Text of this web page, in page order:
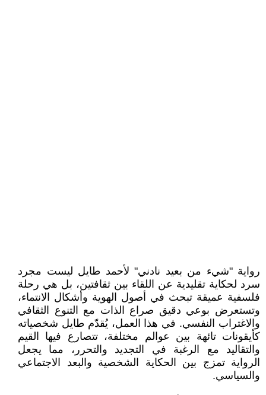
رواية "شيء من بعيد نادني" لأحمد طايل ليست مجرد
سرد لحكاية تقليدية عن اللقاء بين ثقافتين، بل هي رحلة
فلسفية عميقة تبحث في أصول الهوية وأشكال الانتماء،
وتستعرض بوعي دقيق صراع الذات مع التنوع الثقافي
والاغتراب النفسي. في هذا العمل، يُقدّم طايل شخصياته
كأيقونات تائهة بين عوالم مختلفة، تتصارع فيها القيم
والتقاليد مع الرغبة في التجديد والتحرر، مما يجعل
الرواية تمزج بين الحكاية الشخصية والبعد الاجتماعي
والسياسي.